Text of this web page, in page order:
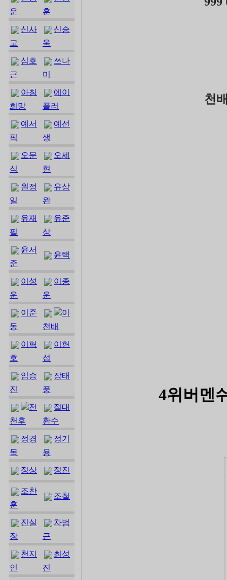
운
훈
신사
고
신승
욱
심호
근
쓰나
미
아침
희망
에이
플러
예서
픽
예선
생
오문
식
오세
현
원정
일
유상
완
유재
필
유준
상
윤서
준
윤택
이성
운
이종
운
이준
동
이
천배
이혁
호
이현
섭
임승
진
장태
풍
전
천후
절대
환수
정경
목
정기
용
정상 정진
조찬
훈
조철
진실
장
차범
근
천지
인
최성
진
천
4위버멘